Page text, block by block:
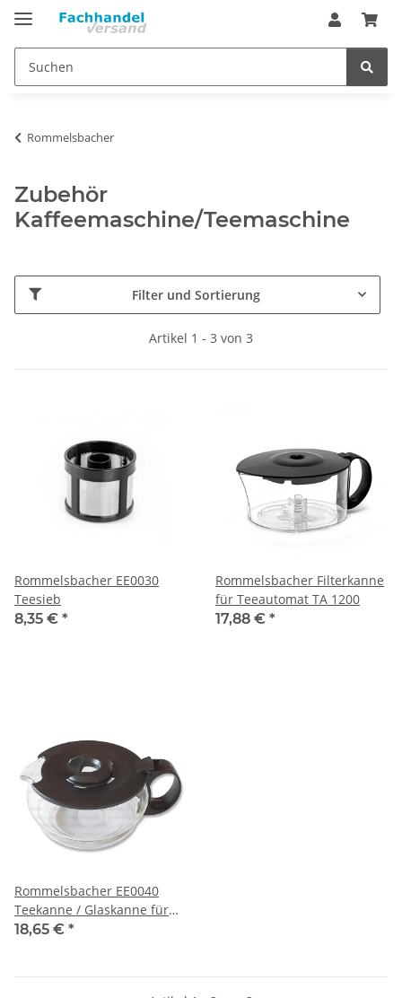
Rommelsbacher
Zubehör
Kaffeemaschine/Teemaschine
Filter und Sortierung
Artikel 1 - 3 von 3
Rommelsbacher EE0030
Teesieb
8,35 € *
Rommelsbacher Filterkanne
für Teeautomat TA 1200
17,88 € *
Rommelsbacher EE0040
Teekanne / Glaskanne für
Teeautomat TA 1200
18,65 € *